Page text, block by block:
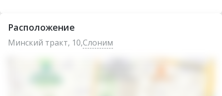
Расположение
Минский тракт, 10,Слоним